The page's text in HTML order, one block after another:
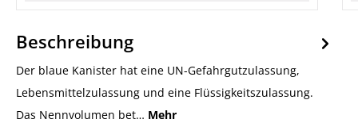
Beschreibung
Der blaue Kanister hat eine UN-Gefahrgutzulassung,
Lebensmittelzulassung und eine Flüssigkeitszulassung.
Das Nennvolumen bet… Mehr